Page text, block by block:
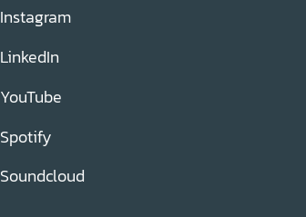
Instagram
LinkedIn
YouTube
Spotify
Soundcloud